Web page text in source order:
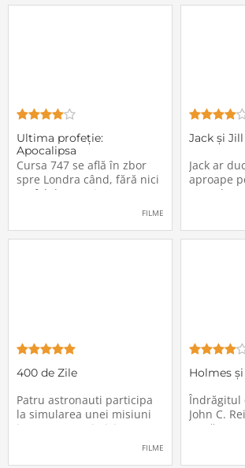
Ultima profeţie:
Apocalipsa
Cursa 747 se află în zbor
spre Londra când, fără nici
un fel de avertisment,
pasagerii încep să dispară
locurile lor. Teroarea și
FILME
Jack și Jill
Jack ar
aproape
avea de
sărbători
400 de Zile
Patru astronauti participa
la simularea unei misiuni
in care sunt trimisi pe o
FILME
Holmes
Îndrăgitul
John C.
nouă
Watson,